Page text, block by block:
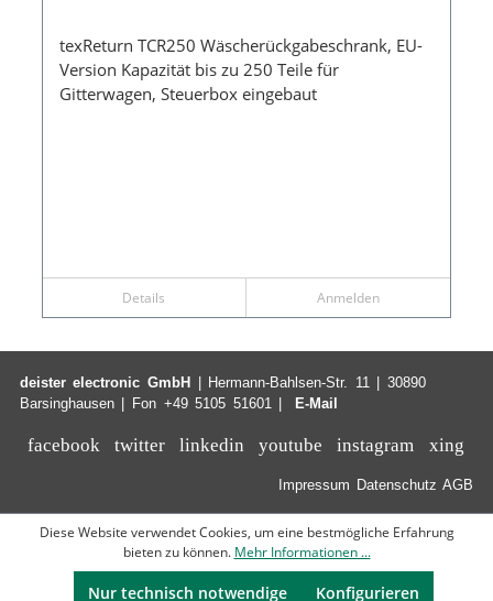
texReturn TCR250 Wäscherückgabeschrank, EU-
Version Kapazität bis zu 250 Teile für
Gitterwagen, Steuerbox eingebaut
Details Anmelden
deister electronic GmbH
| Hermann-Bahlsen-Str. 11 | 30890
Barsinghausen | Fon +49 5105 51601 |
E-Mail
facebook twitter linkedin youtube instagram xing
Impressum Datenschutz AGB
Diese Website verwendet Cookies, um eine bestmögliche Erfahrung
bieten zu können. Mehr Informationen ...
Nur technisch notwendige Konfigurieren